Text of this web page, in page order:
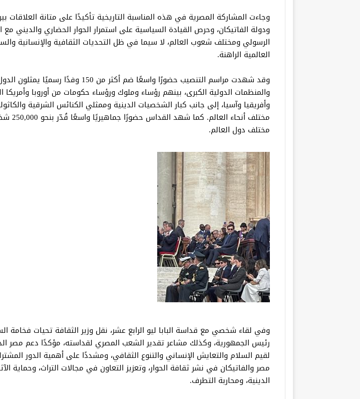
وجاءت المشاركة المصرية في هذه المناسبة التاريخية تأكيدًا على متانة العلاقات
ودولة الفاتيكان، وحرص القيادة السياسية على استمرار الحوار الحضاري والديني
الرسولي ومختلف شعوب العالم، لا سيما في ظل التحديات الثقافية والإنسانية
العالمية الراهنة.
وقد شهدت مراسم التنصيب حضورًا واسعًا ضم أكثر من 150 وفدًا رسميًا يمثلون
والمنظمات الدولية الكبرى، بينهم رؤساء وملوك ورؤساء حكومات من أوروبا وأمريكا
وأفريقيا وآسيا، إلى جانب كبار الشخصيات الدينية وممثلي الكنائس الشرقية
مختلف أنحاء
مختلف دول العالم.
وفي لقاء شخصي مع قداسة البابا ليو الرابع عشر، نقل وزير الثقافة تحيات فخامة
رئيس الجمهورية، وكذلك مشاعر تقدير الشعب المصري لقداسته، مؤكدًا دعم مصر
لقيم السلام والتعايش الإنساني والتنوع الثقافي، ومشددًا على أهمية الدور
مصر والفاتيكان في نشر ثقافة الحوار، وتعزيز التعاون في مجالات التراث، وحماية
الدينية، ومحاربة التطرف.